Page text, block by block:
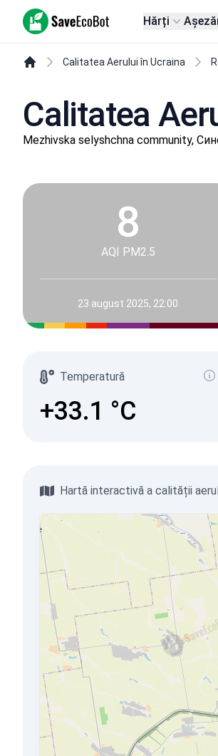
SaveEcoBot Hărți
Calitatea Aerului în Ucraina
Calitatea
Mezhivska selyshchna community,
8
AQI PM2.5
23 august 2025, 22:00
Temperatură
+33.1 °C
Hartă interactivă a calității